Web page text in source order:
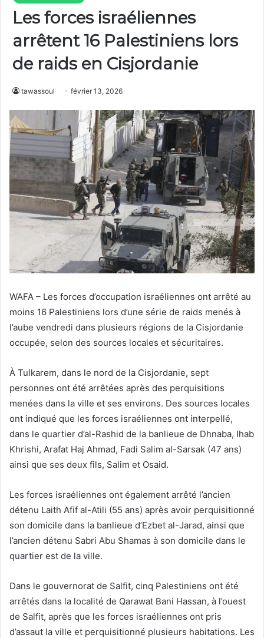
Les forces israéliennes
arrêtent 16 Palestiniens lors
de raids en Cisjordanie
tawassoul février 13, 2026
WAFA – Les forces d’occupation israéliennes ont arrêté au
moins 16 Palestiniens lors d’une série de raids menés à
l’aube vendredi dans plusieurs régions de la Cisjordanie
occupée, selon des sources locales et sécuritaires.
À Tulkarem, dans le nord de la Cisjordanie, sept
personnes ont été arrêtées après des perquisitions
menées dans la ville et ses environs. Des sources locales
ont indiqué que les forces israéliennes ont interpellé,
dans le quartier d’al-Rashid de la banlieue de Dhnaba, Ihab
Khrishi, Arafat Haj Ahmad, Fadi Salim al-Sarsak (47 ans)
ainsi que ses deux fils, Salim et Osaid.
Les forces israéliennes ont également arrêté l’ancien
détenu Laith Afif al-Atili (55 ans) après avoir perquisitionné
son domicile dans la banlieue d’Ezbet al-Jarad, ainsi que
l’ancien détenu Sabri Abu Shamas à son domicile dans le
quartier est de la ville.
Dans le gouvernorat de Salfit, cinq Palestiniens ont été
arrêtés dans la localité de Qarawat Bani Hassan, à l’ouest
de Salfit, après que les forces israéliennes ont pris
d’assaut la ville et perquisitionné plusieurs habitations. Les